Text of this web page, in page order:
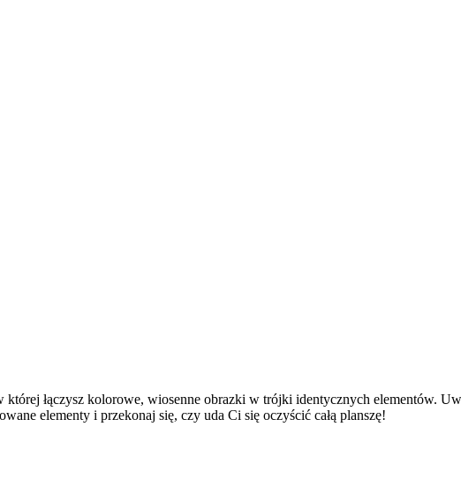
której łączysz kolorowe, wiosenne obrazki w trójki identycznych elementów.
elementy i przekonaj się, czy uda Ci się oczyścić całą planszę!